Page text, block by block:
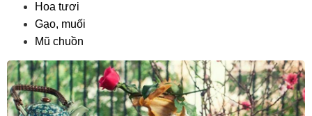
Hoa tươi
Gạo, muối
Mũ chuồn